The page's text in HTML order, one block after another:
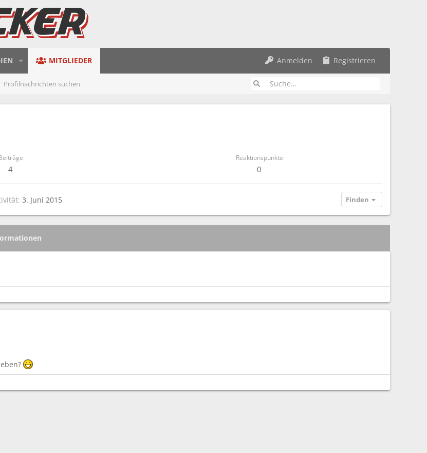
MITGLIEDER Anmelden Registrieren
Profilnachrichten suchen
4
Reaktionspunkte
0
3. Juni 2015 Finden